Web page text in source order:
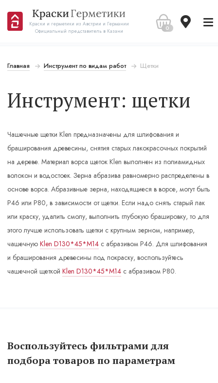
Краски и герметики из Австрии и Германии
Официальный представитель в Казани
0
Главная Инструмент по видам работ Щетки
Инструмент: щетки
Чашечные щетки Klen предназначены для шлифования и
браширования древесины, снятия старых лакокрасочных покрытий
на дереве. Материал ворса щеток Klen выполнен из полиамидных
волокон и водостоек. Зерна абразива равномерно распределены в
основе ворса. Абразивные зерна, находящиеся в ворсе, могут быть
Р46 или Р80, в зависимости от щетки. Если надо снять старый лак
или краску, удалить смолу, выполнить глубокую брашировку, то для
этого лучше использовать щетки с крупным зерном, например,
чашечную Klen D130*45*M14 с абразивом Р46. Для шлифования
и браширования древесины под покраску, воспользуйтесь
чашечной щеткой Klen D130*45*M14 с абразивом Р80.
Воспользуйтесь фильтрами для
подбора товаров по параметрам